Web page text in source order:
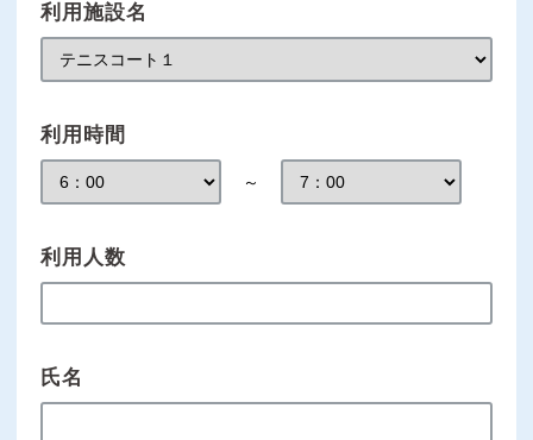
利用施設名
利用時間
～
利用人数
氏名